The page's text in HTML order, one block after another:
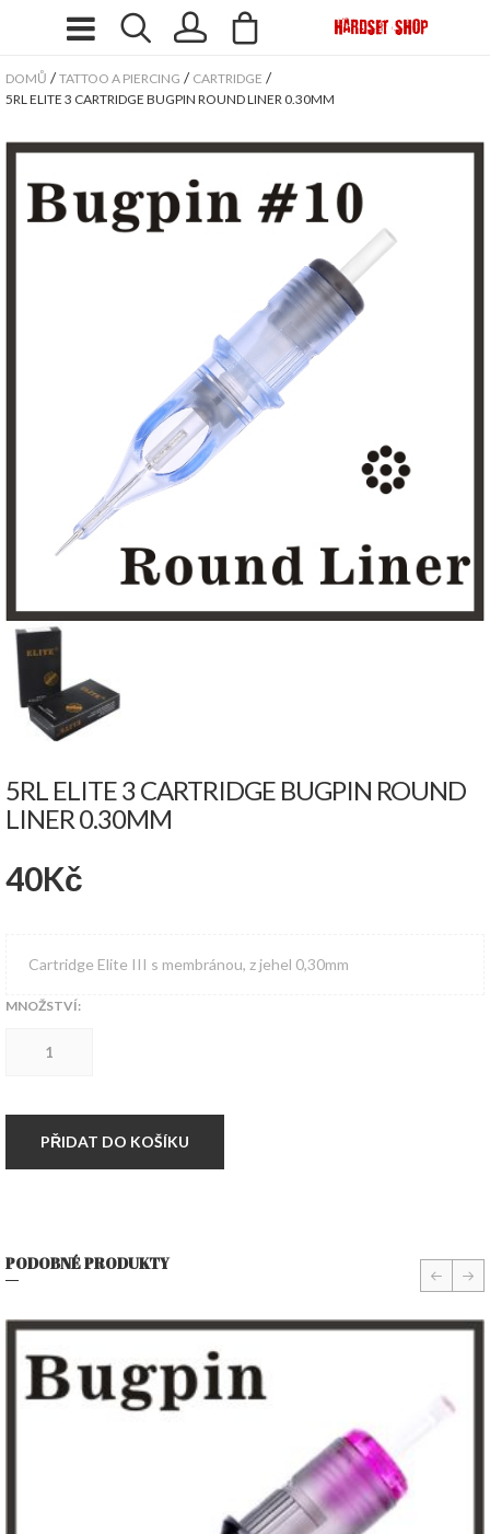
DOMŮ /TATTOO A PIERCING / CARTRIDGE /
5RL ELITE 3 CARTRIDGE BUGPIN ROUND LINER 0.30MM
5RL ELITE 3 CARTRIDGE BUGPIN ROUND
LINER 0.30MM
40Kč
Cartridge Elite III s membránou, z jehel 0,30mm
MNOŽSTVÍ:
Bugpin
RoundPŘIDAT DO KOŠÍKU
PODOBNÉ PRODUKTY prev